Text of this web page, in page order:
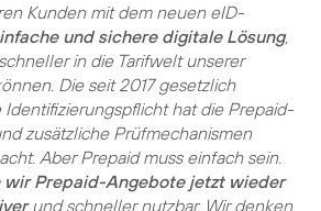
Kunden mit dem neuen eID-
und sichere digitale Lösung,
in die Tarifwelt unserer
Die seit 2017 gesetzlich
Identifizierungspflicht hat die Prepaid-
zusätzliche Prüfmechanismen
Aber Prepaid muss einfach sein.
wir Prepaid-Angebote jetzt wieder
und schneller nutzbar. Wir denken